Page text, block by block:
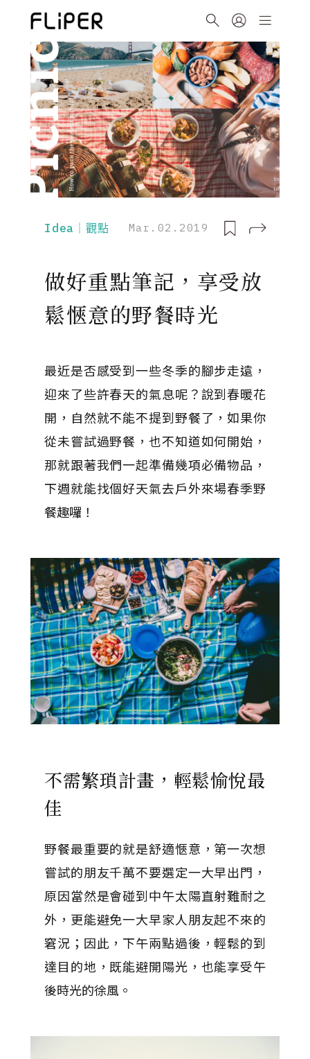
Idea｜觀點 Mar.02.2019
做好重點筆記，享受放
鬆愜意的野餐時光
最近是否感受到一些冬季的腳步走遠，
迎來了些許春天的氣息呢？說到春暖花
開，自然就不能不提到野餐了，如果你
從未嘗試過野餐，也不知道如何開始，
那就跟著我們一起準備幾項必備物品，
下週就能找個好天氣去戶外來場春季野
餐趣囉！
不需繁瑣計畫，輕鬆愉悅最
佳
野餐最重要的就是舒適愜意，第一次想
嘗試的朋友千萬不要選定一大早出門，
原因當然是會碰到中午太陽直射難耐之
外，更能避免一大早家人朋友起不來的
窘況；因此，下午兩點過後，輕鬆的到
達目的地，既能避開陽光，也能享受午
後時光的徐風。